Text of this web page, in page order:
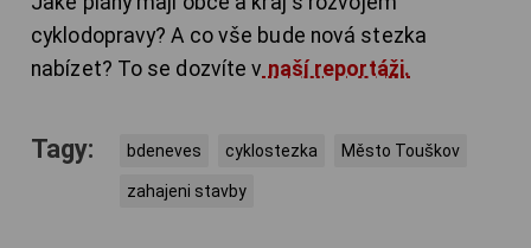
cyklodopravy? A co vše bude nová stezka
nabízet? To se dozvíte v naší reportáži.
Tagy: bdeneves cyklostezka Město Touškov
zahajeni stavby